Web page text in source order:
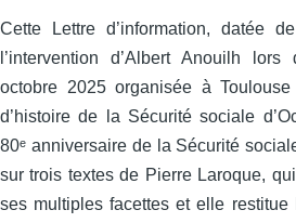
Cette Lettre d’information, datée
l’intervention d’Albert Anouilh
octobre 2025 organisée à
d’histoire de la Sécurité sociale
80ᵉ anniversaire de la Sécurité
sur trois textes de Pierre Laroque,
ses multiples facettes et elle restitue